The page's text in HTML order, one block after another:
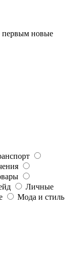
первым новые
Личные
Мода и стиль